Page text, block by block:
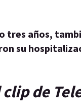
años,
su
de